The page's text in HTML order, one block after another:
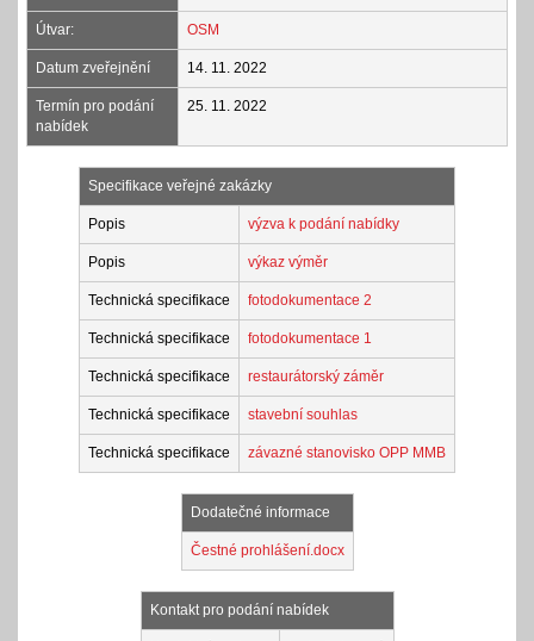
Útvar: OSM
Datum zveřejnění 14. 11. 2022
Termín pro podání
nabídek
25. 11. 2022
Specifikace veřejné zakázky
Popis výzva k podání nabídky
Popis výkaz výměr
Technická specifikace fotodokumentace 2
Technická specifikace fotodokumentace 1
Technická specifikace restaurátorský záměr
Technická specifikace stavební souhlas
Technická specifikace závazné stanovisko OPP MMB
Dodatečné informace
Čestné prohlášení.docx
Kontakt pro podání nabídek